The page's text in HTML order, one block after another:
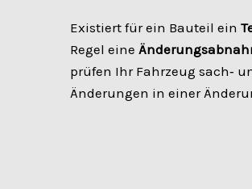
Existiert für ein Bauteil ein
Regel eine
prüfen Ihr Fahrzeug sach‑
Änderungen in einer